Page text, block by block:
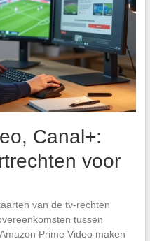
Canal+:
voor
van de tv-rechten
tussen
Prime Video maken